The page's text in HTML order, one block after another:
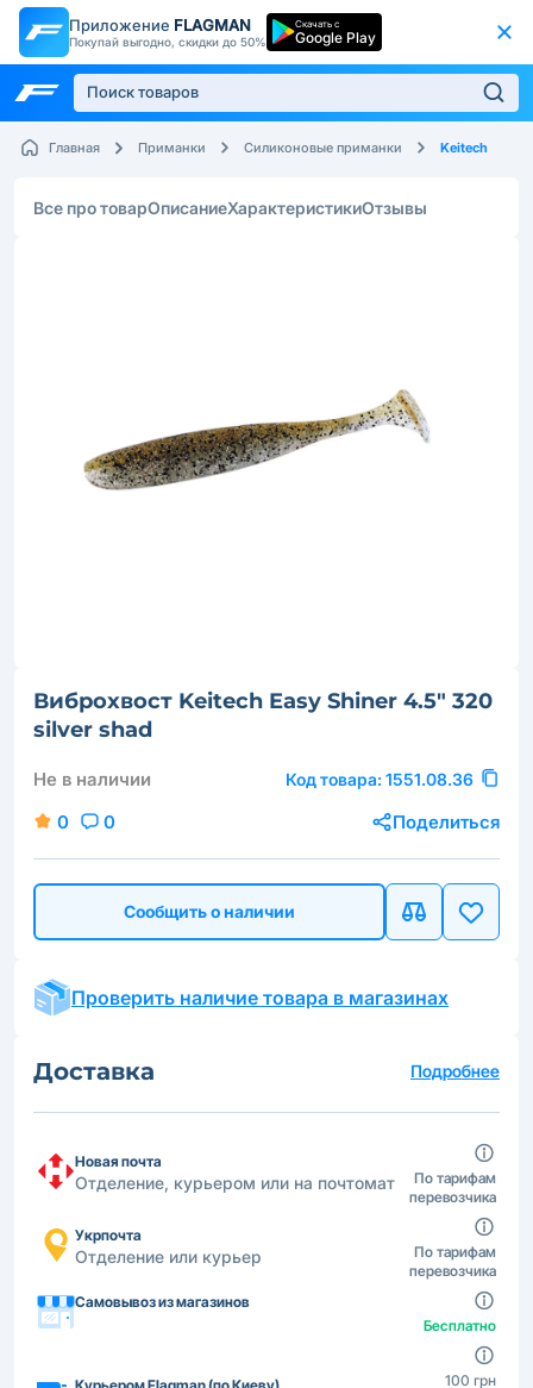
Приложение FLAGMAN
Покупай выгодно, скидки до 50%
Скачать с
Google Play
Главная Приманки Силиконовые приманки Keitech
Все про товарОписаниеХарактеристикиОтзывы
Виброхвост Keitech Easy Shiner 4.5" 320
silver shad
Не в наличии Код товара: 1551.08.36
0 0 Поделиться
Сообщить о наличии
Проверить наличие товара в магазинах
Доставка Подробнее
Новая почта
Отделение, курьером или на почтомат
По тарифам
перевозчика
Укрпочта
Отделение или курьер
По тарифам
перевозчика
Самовывоз из магазинов
Бесплатно
100 грн